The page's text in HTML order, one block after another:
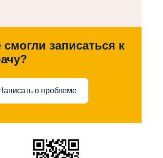
смогли записаться к
о проблеме